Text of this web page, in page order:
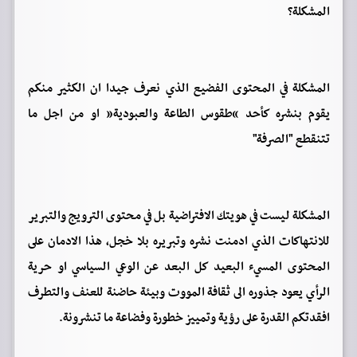
المشكلة؟
المشكلة في المحتوى الفضيع الذي نعرف جيدا ان الكثير منكم
يقوم بنشره كأحد “طقوس الطاعة والعبودية” او من اجل ما
تتنقطع "الصرفة"
المشكلة ليست في هويتك الافتراضية بل في محتوى الترويج والتبرير
للانتهاكات الذي ادمنت نشره وتبريره بلا خجل، هذا الادمان على
المحتوى المسيء البعيد كل البعد عن الوعي السياسي او حرية
الرأي يعود جذوره الى ثقافة المووت وبيئة حاضنة للعنف والتطرف
افقدتكم القدرة على رؤية وتمييز خطورة وفضاعة ما تنشرونة.